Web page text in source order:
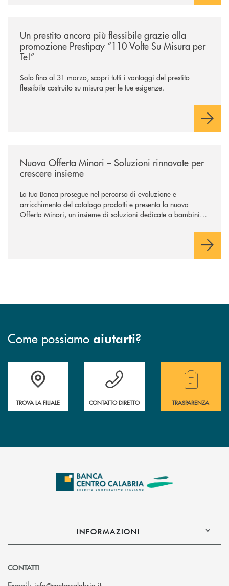
Un prestito ancora più flessibile grazie alla
promozione Prestipay “110 Volte Su Misura per
Te!”
Solo fino al 31 marzo, scopri tutti i vantaggi del prestito
flessibile costruito su misura per le tue esigenze.
Nuova Offerta Minori – Soluzioni rinnovate per
crescere insieme
La tua Banca prosegue nel percorso di evoluzione e
arricchimento del catalogo prodotti e presenta la nuova
Offerta Minori, un insieme di soluzioni dedicate a bambini e
sviluppo di una relazione consapevole con il denaro, sempre
Come possiamo aiutarti?
Accedi all' elenco completo delle filiali .
TROVA LA FILIALE
Hai bisogno di assistenza immediata ?
CONTATTO DIRETTO
Hai bisogno di
TRASPARENZA
INFORMAZIONI
CONTATTI